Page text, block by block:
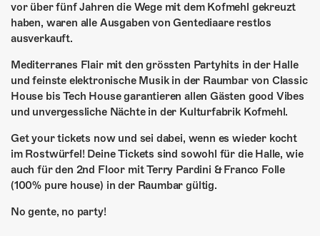
SHOP
MITMACHEN
vor über fünf Jahren die Wege mit dem Kofmehl gekreuzt
haben, waren alle Ausgaben von Gentediaare restlos
ausverkauft.
Mediterranes Flair mit den grössten Partyhits in der Halle
und feinste elektronische Musik in der Raumbar von Classic
House bis Tech House garantieren allen Gästen good Vibes
und unvergessliche Nächte in der Kulturfabrik Kofmehl.
Get your tickets now und sei dabei, wenn es wieder kocht
im Rostwürfel! Deine Tickets sind sowohl für die Halle, wie
auch für den 2nd Floor mit Terry Pardini & Franco Folle
(100% pure house) in der Raumbar gültig.
No gente, no party!